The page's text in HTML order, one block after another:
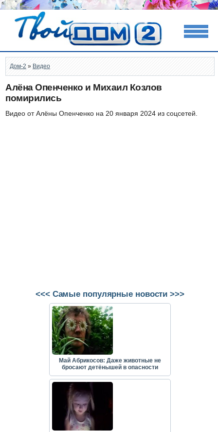
Дом-2 » Видео
Алёна Опенченко и Михаил Козлов
помирились
Видео от Алёны Опенченко на 20 января 2024 из соцсетей.
<<< Самые популярные новости >>>
Май Абрикосов: Даже животные не
бросают детёнышей в опасности